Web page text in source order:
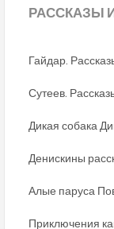
РАССКАЗЫ
Гайдар.
Сутеев.
Дикая собака
Денискины
Алые паруса
Приключения